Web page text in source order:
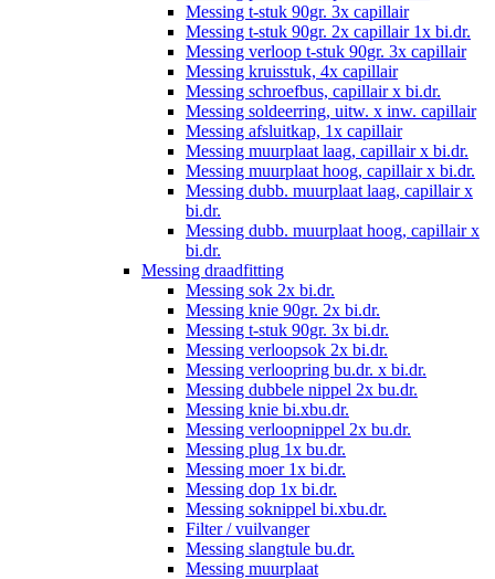
Messing t-stuk 90gr. 3x capillair
Messing t-stuk 90gr. 2x capillair 1x bi.dr.
Messing verloop t-stuk 90gr. 3x capillair
Messing kruisstuk, 4x capillair
Messing schroefbus, capillair x bi.dr.
Messing soldeerring, uitw. x inw. capillair
Messing afsluitkap, 1x capillair
Messing muurplaat laag, capillair x bi.dr.
Messing muurplaat hoog, capillair x bi.dr.
Messing dubb. muurplaat laag, capillair x
bi.dr.
Messing dubb. muurplaat hoog, capillair x
bi.dr.
Messing draadfitting
Messing sok 2x bi.dr.
Messing knie 90gr. 2x bi.dr.
Messing t-stuk 90gr. 3x bi.dr.
Messing verloopsok 2x bi.dr.
Messing verloopring bu.dr. x bi.dr.
Messing dubbele nippel 2x bu.dr.
Messing knie bi.xbu.dr.
Messing verloopnippel 2x bu.dr.
Messing plug 1x bu.dr.
Messing moer 1x bi.dr.
Messing dop 1x bi.dr.
Messing soknippel bi.xbu.dr.
Filter / vuilvanger
Messing slangtule bu.dr.
Messing muurplaat